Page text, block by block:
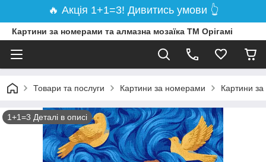
🔥 Акція 1+1=3! Дивитись умови 👆
Картини за номерами та алмазна мозаїка ТМ Орігамі
Товари та послуги Картини за номерами Картини
1+1=3 Деталі в описі